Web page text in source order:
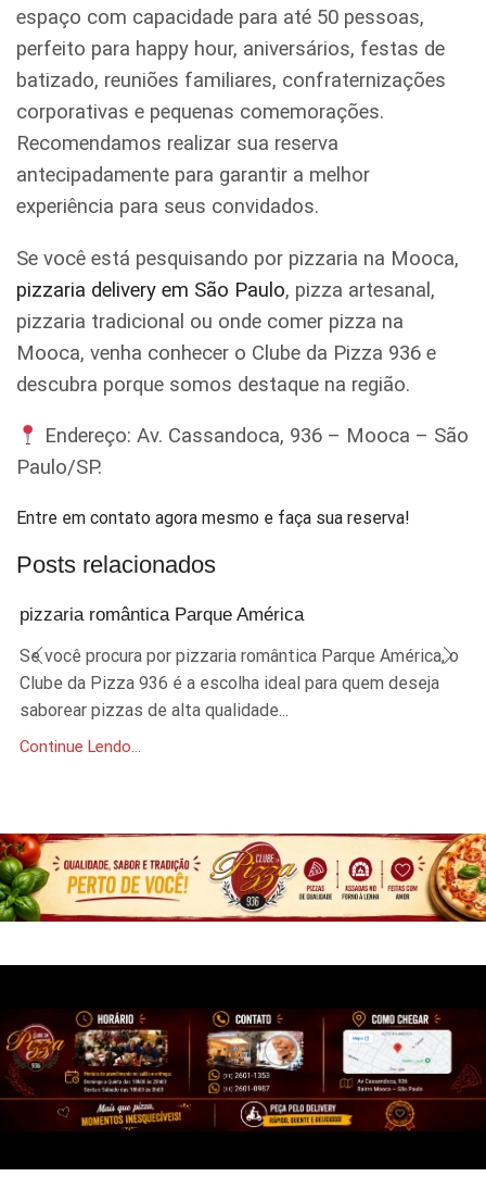
espaço com capacidade para até 50 pessoas,
perfeito para happy hour, aniversários, festas de
batizado, reuniões familiares, confraternizações
corporativas e pequenas comemorações.
Recomendamos realizar sua reserva
antecipadamente para garantir a melhor
experiência para seus convidados.
Se você está pesquisando por pizzaria na Mooca,
pizzaria delivery em São Paulo, pizza artesanal,
pizzaria tradicional ou onde comer pizza na
Mooca, venha conhecer o Clube da Pizza 936 e
descubra porque somos destaque na região.
Endereço: Av. Cassandoca, 936 – Mooca – São
Paulo/SP.
Entre em contato agora mesmo e faça sua reserva!
Posts relacionados
pizzaria romântica Parque América
Se você procura por pizzaria romântica Parque América, o
Clube da Pizza 936 é a escolha ideal para quem deseja
saborear pizzas de alta qualidade...
Continue Lendo...